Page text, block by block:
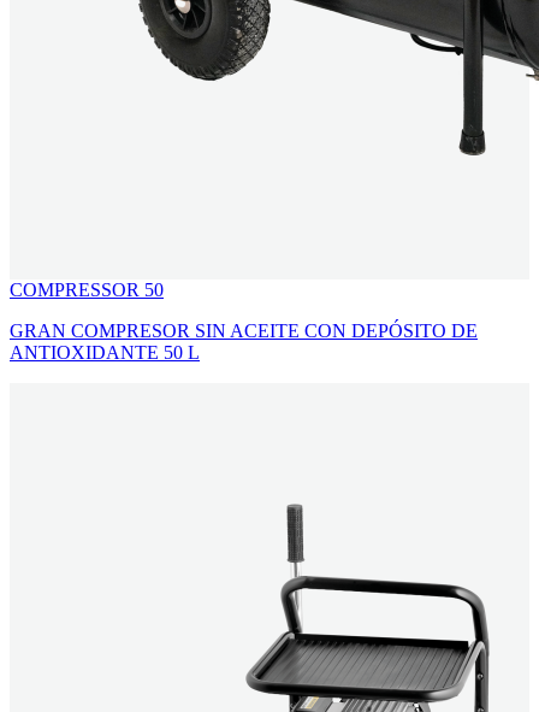
COMPRESSOR 50
GRAN COMPRESOR SIN ACEITE CON DEPÓSITO DE
ANTIOXIDANTE 50 L